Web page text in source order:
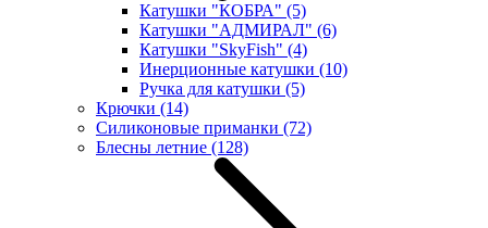
Катушки "КОБРА" (5)
Катушки "АДМИРАЛ" (6)
Катушки "SkyFish" (4)
Инерционные катушки (10)
Ручка для катушки (5)
Крючки (14)
Силиконовые приманки (72)
Блесны летние (128)